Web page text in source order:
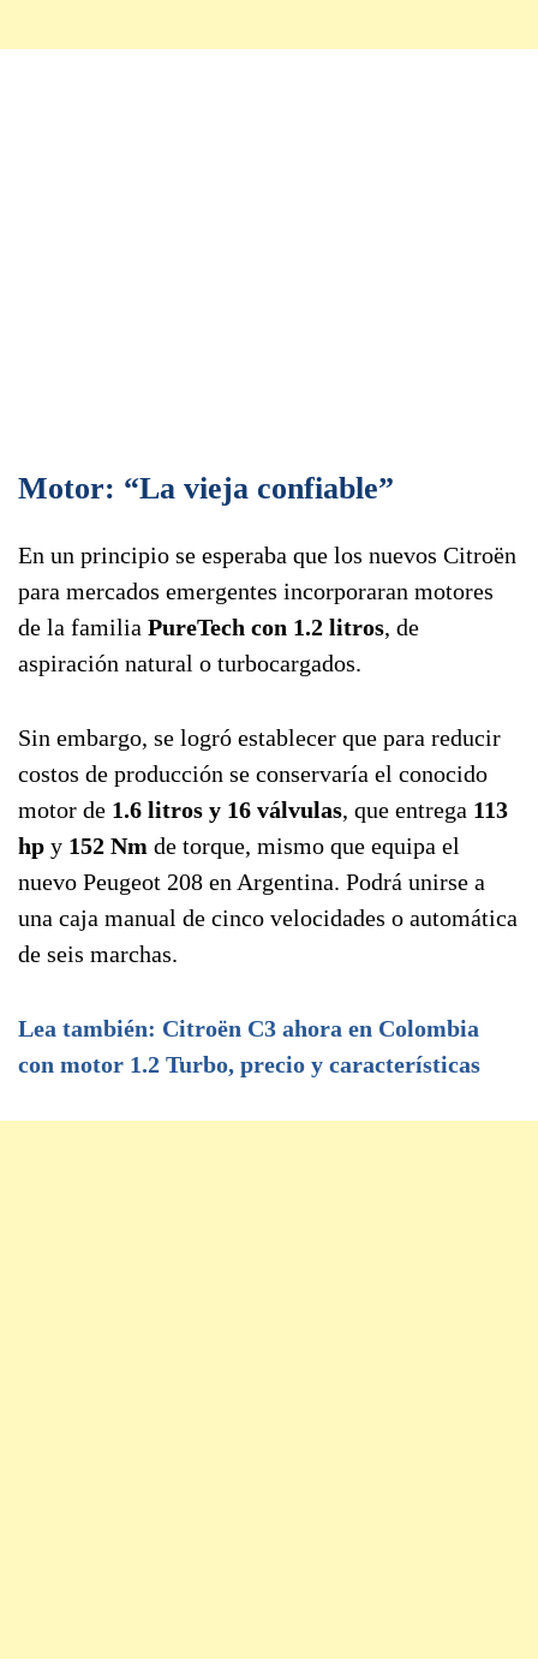
Motor: “La vieja confiable”
En un principio se esperaba que los nuevos Citroën
para mercados emergentes incorporaran motores
de la familia PureTech con 1.2 litros, de
aspiración natural o turbocargados.
Sin embargo, se logró establecer que para reducir
costos de producción se conservaría el conocido
motor de 1.6 litros y 16 válvulas, que entrega 113
hp y 152 Nm de torque, mismo que equipa el
nuevo Peugeot 208 en Argentina. Podrá unirse a
una caja manual de cinco velocidades o automática
de seis marchas.
Lea también: Citroën C3 ahora en Colombia
con motor 1.2 Turbo, precio y características